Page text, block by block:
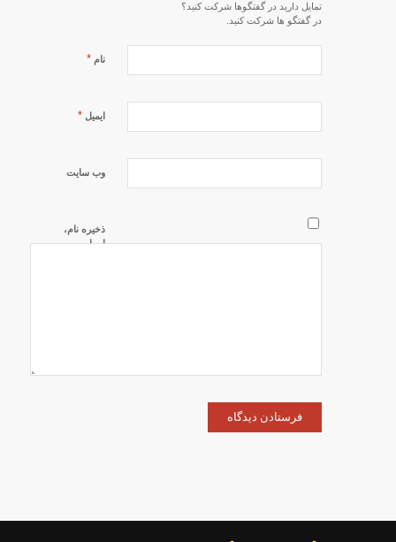
تمایل دارید در گفتگوها شرکت کنید؟
در گفتگو ها شرکت کنید.
نام *
ایمیل *
وب‌ سایت
ذخیره نام،
ایمیل و